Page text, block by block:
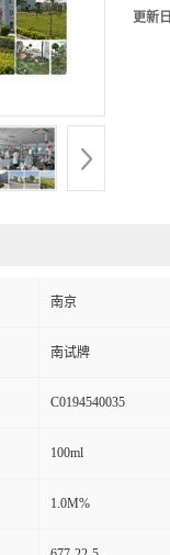
更新
南京
南试牌
C0194540035
100ml
1.0M%